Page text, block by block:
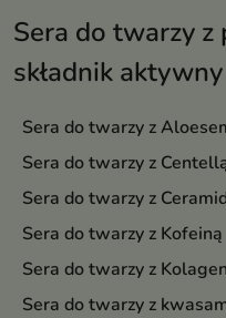
Sera do twarzy z
składnik aktywny
Sera do twarzy z
Sera do twarzy z
Sera do twarzy z
Sera do twarzy z Kofeiną
Sera do twarzy z
Sera do twarzy z